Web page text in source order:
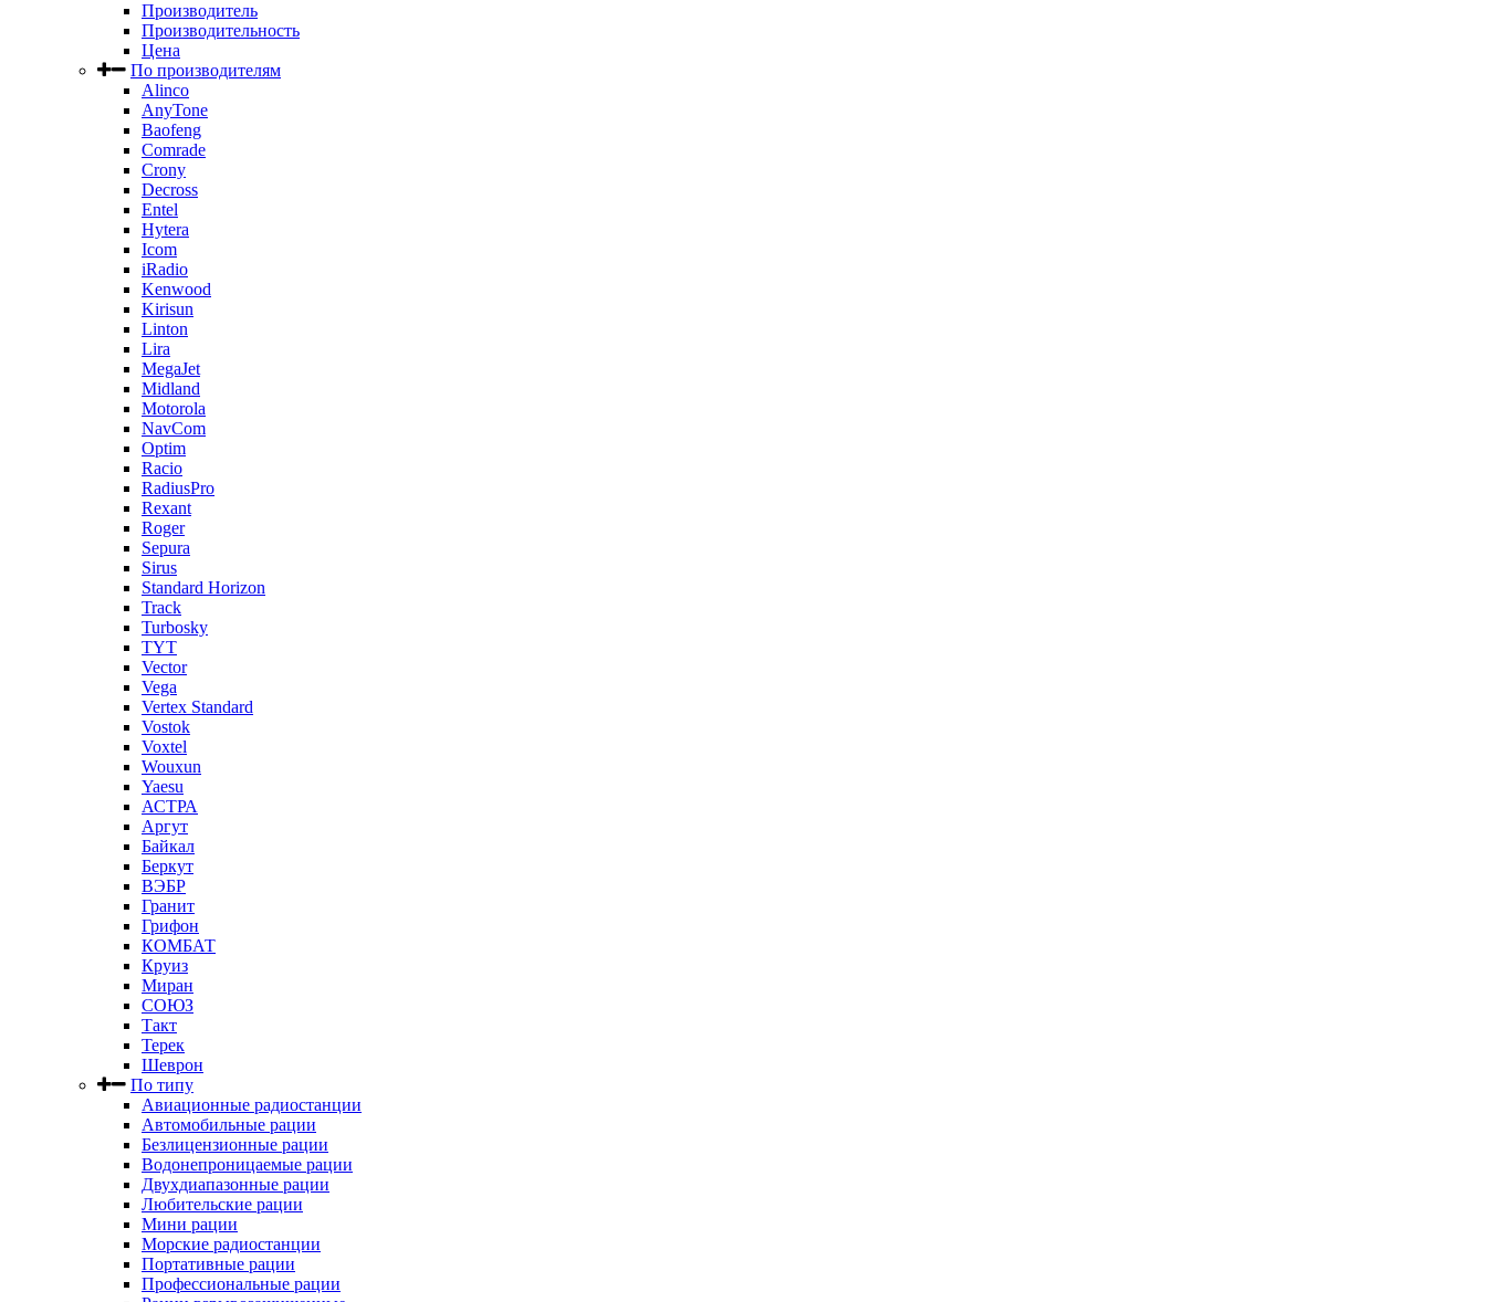
Производитель
Производительность
Цена
По производителям
Alinco
AnyTone
Baofeng
Comrade
Crony
Decross
Entel
Hytera
Icom
iRadio
Kenwood
Kirisun
Linton
Lira
MegaJet
Midland
Motorola
NavCom
Optim
Racio
RadiusPro
Rexant
Roger
Sepura
Sirus
Standard Horizon
Track
Turbosky
TYT
Vector
Vega
Vertex Standard
Vostok
Voxtel
Wouxun
Yaesu
АСТРА
Аргут
Байкал
Беркут
ВЭБР
Гранит
Грифон
КОМБАТ
Круиз
Миран
СОЮЗ
Такт
Терек
Шеврон
По типу
Авиационные радиостанции
Автомобильные рации
Безлицензионные рации
Водонепроницаемые рации
Двухдиапазонные рации
Любительские рации
Мини рации
Морские радиостанции
Портативные рации
Профессиональные рации